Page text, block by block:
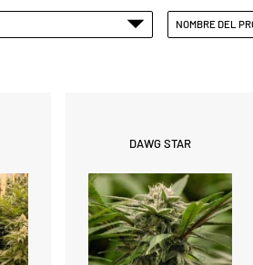
NOMBRE DEL
DAWG STAR